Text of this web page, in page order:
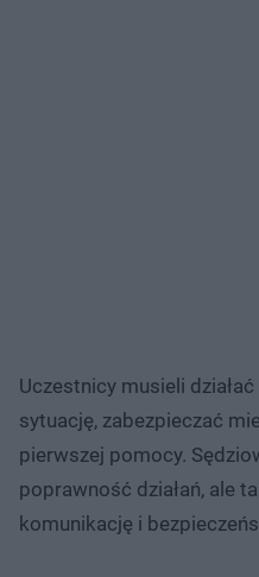
Uczestnicy musieli
sytuację, zabezpieczać
pierwszej pomocy.
poprawność działań, ale
komunikację i